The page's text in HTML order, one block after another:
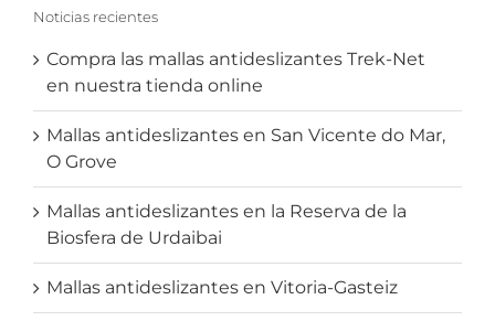
Noticias recientes
Compra las mallas antideslizantes Trek-Net
en nuestra tienda online
Mallas antideslizantes en San Vicente do Mar,
O Grove
Mallas antideslizantes en la Reserva de la
Biosfera de Urdaibai
Mallas antideslizantes en Vitoria-Gasteiz